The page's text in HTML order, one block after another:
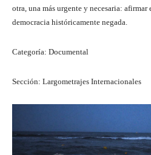
otra, una más urgente y necesaria:
democracia históricamente negada.
Categoría: Documental
Sección: Largometrajes Internacionales